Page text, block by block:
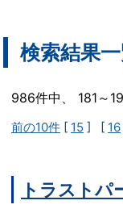
検索結果
986件中、 181～
前の10件 [ 15 ] [ 16
トラストパ